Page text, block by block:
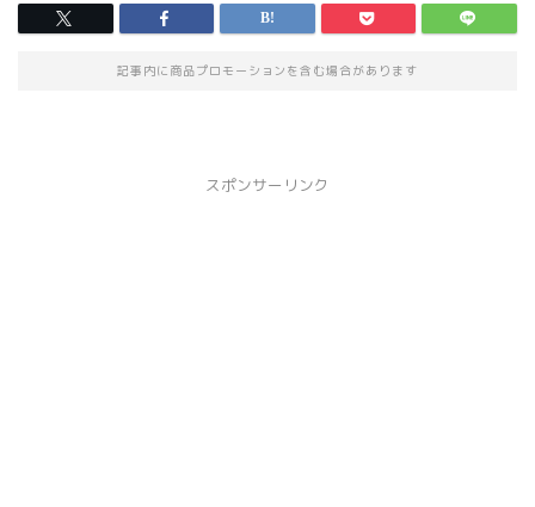
記事内に商品プロモーションを含む場合があります
スポンサーリンク